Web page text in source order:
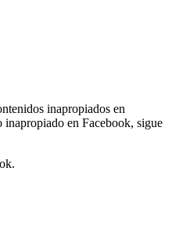
inapropiados en
en Facebook, sigue